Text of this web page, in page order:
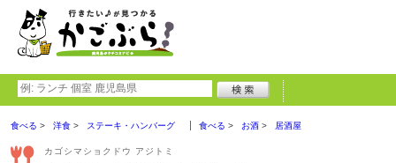
食べる 洋食 ステーキ・ハンバーグ 食べる お酒 居酒屋
カゴシマショクドウ アジトミ